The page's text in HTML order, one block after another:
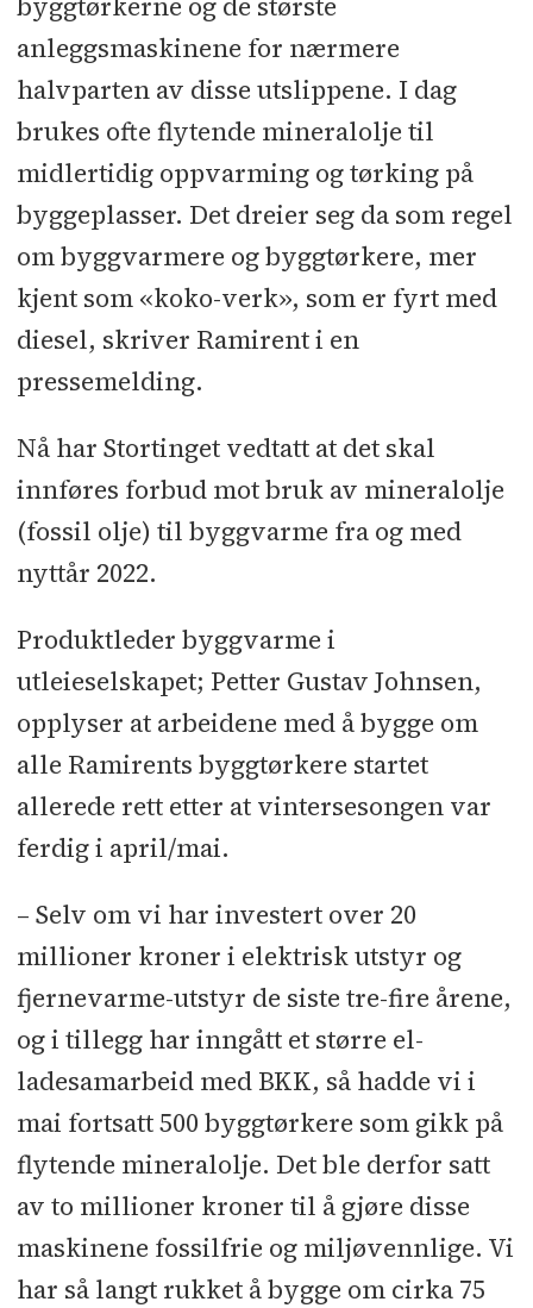
anleggsmaskinene for nærmere
halvparten av disse utslippene. I dag
brukes ofte flytende mineralolje til
midlertidig oppvarming og tørking på
byggeplasser. Det dreier seg da som regel
om byggvarmere og byggtørkere, mer
kjent som «koko-verk», som er fyrt med
diesel, skriver Ramirent i en
pressemelding.
Nå har Stortinget vedtatt at det skal
innføres forbud mot bruk av mineralolje
(fossil olje) til byggvarme fra og med
nyttår 2022.
Produktleder byggvarme i
utleieselskapet; Petter Gustav Johnsen,
opplyser at arbeidene med å bygge om
alle Ramirents byggtørkere startet
allerede rett etter at vintersesongen var
ferdig i april/mai.
– Selv om vi har investert over 20
millioner kroner i elektrisk utstyr og
fjernevarme-utstyr de siste tre-fire årene,
og i tillegg har inngått et større el-
ladesamarbeid med BKK, så hadde vi i
mai fortsatt 500 byggtørkere som gikk på
flytende mineralolje. Det ble derfor satt
av to millioner kroner til å gjøre disse
maskinene fossilfrie og miljøvennlige. Vi
har så langt rukket å bygge om cirka 75